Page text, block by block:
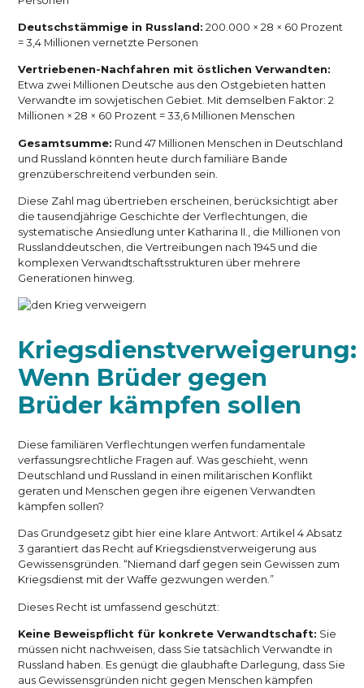
Deutschstämmige in Russland: 200.000 × 28 × 60 Prozent
= 3,4 Millionen vernetzte Personen
Vertriebenen-Nachfahren mit östlichen Verwandten:
Etwa zwei Millionen Deutsche aus den Ostgebieten hatten
Verwandte im sowjetischen Gebiet. Mit demselben Faktor: 2
Millionen × 28 × 60 Prozent = 33,6 Millionen Menschen
Gesamtsumme: Rund 47 Millionen Menschen in Deutschland
und Russland könnten heute durch familiäre Bande
grenzüberschreitend verbunden sein.
Diese Zahl mag übertrieben erscheinen, berücksichtigt aber
die tausendjährige Geschichte der Verflechtungen, die
systematische Ansiedlung unter Katharina II., die Millionen von
Russlanddeutschen, die Vertreibungen nach 1945 und die
komplexen Verwandtschaftsstrukturen über mehrere
Generationen hinweg.
Kriegsdienstverweigerung:
Wenn Brüder gegen
Brüder kämpfen sollen
Diese familiären Verflechtungen werfen fundamentale
verfassungsrechtliche Fragen auf. Was geschieht, wenn
Deutschland und Russland in einen militärischen Konflikt
geraten und Menschen gegen ihre eigenen Verwandten
kämpfen sollen?
Das Grundgesetz gibt hier eine klare Antwort: Artikel 4 Absatz
3 garantiert das Recht auf Kriegsdienstverweigerung aus
Gewissensgründen. “Niemand darf gegen sein Gewissen zum
Kriegsdienst mit der Waffe gezwungen werden.”
Dieses Recht ist umfassend geschützt:
Keine Beweispflicht für konkrete Verwandtschaft: Sie
müssen nicht nachweisen, dass Sie tatsächlich Verwandte in
Russland haben. Es genügt die glaubhafte Darlegung, dass Sie
aus Gewissensgründen nicht gegen Menschen kämpfen